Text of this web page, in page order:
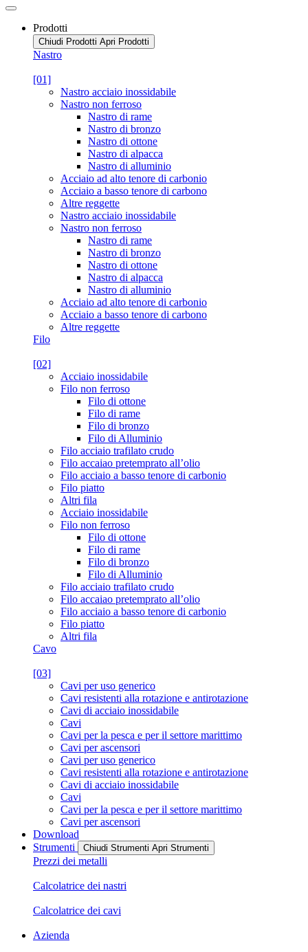
Prodotti
Chiudi Prodotti Apri Prodotti
Nastro
[01]
Nastro acciaio inossidabile
Nastro non ferroso
Nastro di rame
Nastro di bronzo
Nastro di ottone
Nastro di alpacca
Nastro di alluminio
Acciaio ad alto tenore di carbonio
Acciaio a basso tenore di carbono
Altre reggette
Nastro acciaio inossidabile
Nastro non ferroso
Nastro di rame
Nastro di bronzo
Nastro di ottone
Nastro di alpacca
Nastro di alluminio
Acciaio ad alto tenore di carbonio
Acciaio a basso tenore di carbono
Altre reggette
Filo
[02]
Acciaio inossidabile
Filo non ferroso
Filo di ottone
Filo di rame
Filo di bronzo
Filo di Alluminio
Filo acciaio trafilato crudo
Filo accaiao pretemprato all’olio
Filo acciaio a basso tenore di carbonio
Filo piatto
Altri fila
Acciaio inossidabile
Filo non ferroso
Filo di ottone
Filo di rame
Filo di bronzo
Filo di Alluminio
Filo acciaio trafilato crudo
Filo accaiao pretemprato all’olio
Filo acciaio a basso tenore di carbonio
Filo piatto
Altri fila
Cavo
[03]
Cavi per uso generico
Cavi resistenti alla rotazione e antirotazione
Cavi di acciaio inossidabile
Cavi
Cavi per la pesca e per il settore marittimo
Cavi per ascensori
Cavi per uso generico
Cavi resistenti alla rotazione e antirotazione
Cavi di acciaio inossidabile
Cavi
Cavi per la pesca e per il settore marittimo
Cavi per ascensori
Download
Strumenti
Chiudi Strumenti Apri Strumenti
Prezzi dei metalli
Calcolatrice dei nastri
Calcolatrice dei cavi
Azienda